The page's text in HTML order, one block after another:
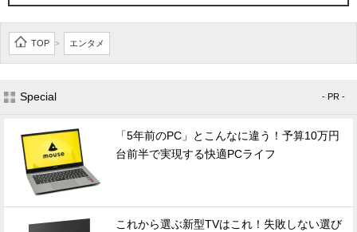
TOP > エンタメ
Special - PR -
「5年前のPC」とこんなに違う！予算10万円
台前半で実現する快適PCライフ
これから選ぶ新型TVはこれ！失敗しない選び